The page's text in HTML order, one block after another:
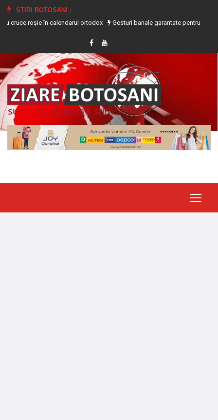
STIRI BOTOSANI :
roşie în calendarul ortodox
Gesturi banale garantate pentru a te ajuta să